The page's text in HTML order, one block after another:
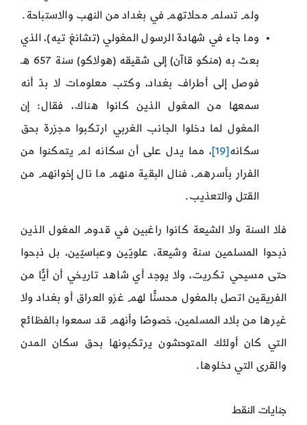
ولم تسلم محلاتهم في بغداد من النهب والاستباحة.
وما جاء في شهادة الرسول المغولي (تشانغ تيه)، الذي
بعث به (منكو قاآن) إلى شقيقه (هولاكو) سنة 657 هـ
فوصل إلى أطراف بغداد، وكتب معلومات لا بدّ أنه
سمعها من المغول الذين كانوا هناك، فقال: إن
المغول لما دخلوا الجانب الغربي ارتكبوا مجزرة بحق
سكانه[19]
، مما يدل على أن سكانه لم يتمكنوا من
الفرار بأسرهم، فنال البقية منهم ما نال إخوانهم من
القتل والتعذيب.
فلا السنة ولا الشيعة كانوا راغبين في قدوم المغول الذين
ذبحوا المسلمين سنة وشيعة، علويّين وعباسيّين، بل ذبحوا
حتى مسيحي تكريت، ولا يوجد أي شاهد تاريخي أن أيًّا من
الفريقين اتصل بالمغول محسنًّا لهم غزو العراق أو بغداد ولا
غيرها من بلاد المسلمين، خصوصًا وأنهم قد سمعوا بالفظائع
التي كان أولئك المتوحشون يرتكبونها بحق سكان المدن
والقرى التي دخلوها.
جنايات النقط